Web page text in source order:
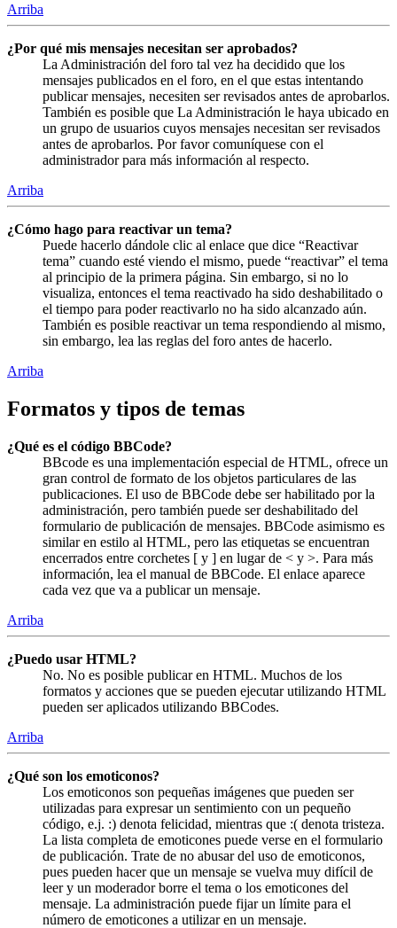
Arriba
¿Por qué mis mensajes necesitan ser aprobados?
La Administración del foro tal vez ha decidido que los
mensajes publicados en el foro, en el que estas intentando
publicar mensajes, necesiten ser revisados antes de aprobarlos.
También es posible que La Administración le haya ubicado en
un grupo de usuarios cuyos mensajes necesitan ser revisados
antes de aprobarlos. Por favor comuníquese con el
administrador para más información al respecto.
Arriba
¿Cómo hago para reactivar un tema?
Puede hacerlo dándole clic al enlace que dice “Reactivar
tema” cuando esté viendo el mismo, puede “reactivar” el tema
al principio de la primera página. Sin embargo, si no lo
visualiza, entonces el tema reactivado ha sido deshabilitado o
el tiempo para poder reactivarlo no ha sido alcanzado aún.
También es posible reactivar un tema respondiendo al mismo,
sin embargo, lea las reglas del foro antes de hacerlo.
Arriba
Formatos y tipos de temas
¿Qué es el código BBCode?
BBcode es una implementación especial de HTML, ofrece un
gran control de formato de los objetos particulares de las
publicaciones. El uso de BBCode debe ser habilitado por la
administración, pero también puede ser deshabilitado del
formulario de publicación de mensajes. BBCode asimismo es
similar en estilo al HTML, pero las etiquetas se encuentran
encerrados entre corchetes [ y ] en lugar de < y >. Para más
información, lea el manual de BBCode. El enlace aparece
cada vez que va a publicar un mensaje.
Arriba
¿Puedo usar HTML?
No. No es posible publicar en HTML. Muchos de los
formatos y acciones que se pueden ejecutar utilizando HTML
pueden ser aplicados utilizando BBCodes.
Arriba
¿Qué son los emoticonos?
Los emoticonos son pequeñas imágenes que pueden ser
utilizadas para expresar un sentimiento con un pequeño
código, e.j. :) denota felicidad, mientras que :( denota tristeza.
La lista completa de emoticones puede verse en el formulario
de publicación. Trate de no abusar del uso de emoticonos,
pues pueden hacer que un mensaje se vuelva muy difícil de
leer y un moderador borre el tema o los emoticones del
mensaje. La administración puede fijar un límite para el
número de emoticones a utilizar en un mensaje.